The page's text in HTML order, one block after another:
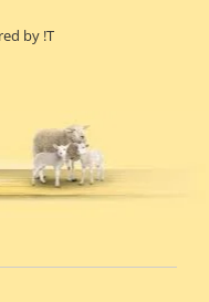
by !T